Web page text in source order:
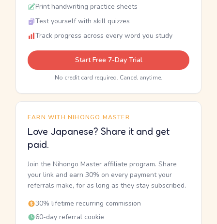
Print handwriting practice sheets
Test yourself with skill quizzes
Track progress across every word you study
Start Free 7-Day Trial
No credit card required. Cancel anytime.
EARN WITH NIHONGO MASTER
Love Japanese? Share it and get
paid.
Join the Nihongo Master affiliate program. Share
your link and earn 30% on every payment your
referrals make, for as long as they stay subscribed.
30% lifetime recurring commission
60-day referral cookie